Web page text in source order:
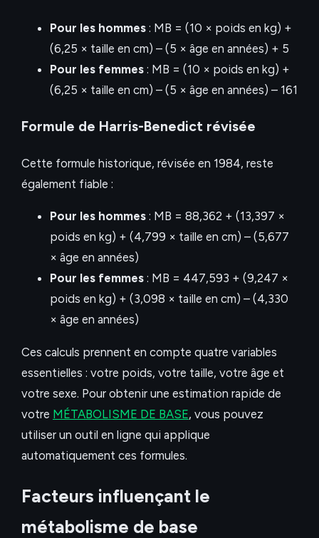
Pour les hommes : MB = (10 × poids en kg) +
(6,25 × taille en cm) – (5 × âge en années) + 5
Pour les femmes : MB = (10 × poids en kg) +
(6,25 × taille en cm) – (5 × âge en années) – 161
Formule de Harris-Benedict révisée
Cette formule historique, révisée en 1984, reste
également fiable :
Pour les hommes : MB = 88,362 + (13,397 ×
poids en kg) + (4,799 × taille en cm) – (5,677
× âge en années)
Pour les femmes : MB = 447,593 + (9,247 ×
poids en kg) + (3,098 × taille en cm) – (4,330
× âge en années)
Ces calculs prennent en compte quatre variables
essentielles : votre poids, votre taille, votre âge et
votre sexe. Pour obtenir une estimation rapide de
votre MÉTABOLISME DE BASE, vous pouvez
utiliser un outil en ligne qui applique
automatiquement ces formules.
Facteurs influençant le
métabolisme de base